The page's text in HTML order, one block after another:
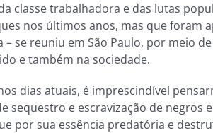
classe trabalhadora e das lutas
nos últimos anos, mas que foram
se reuniu em São Paulo, por meio
e também na sociedade.
dias atuais, é imprescindível
e escravização de negros
por sua essência predatória e